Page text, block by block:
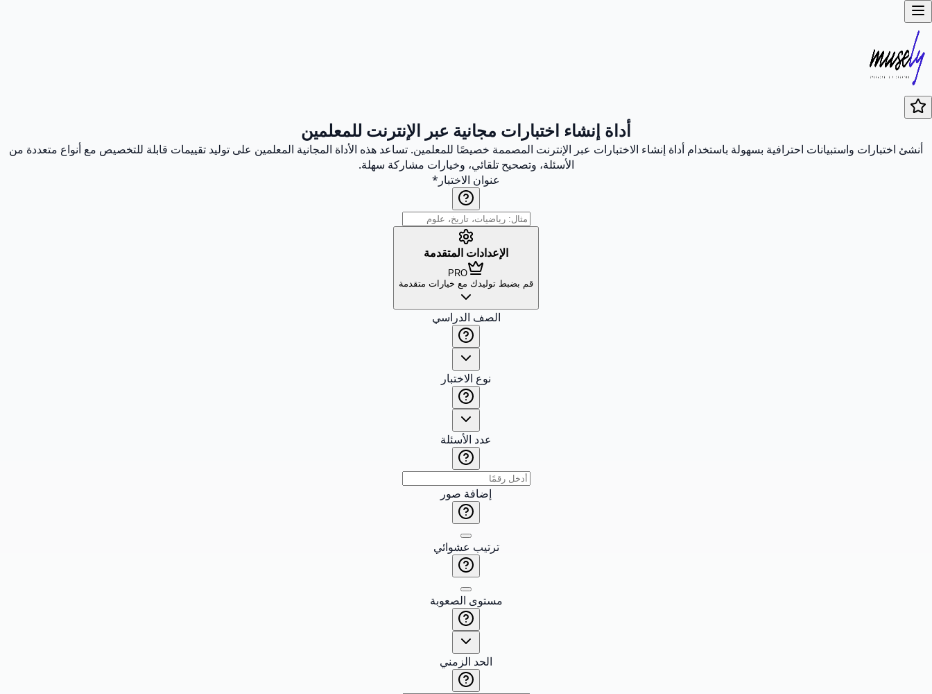
أداة إنشاء اختبارات مجانية عبر الإنترنت للمعلمين
أنشئ اختبارات واستبيانات احترافية بسهولة باستخدام أداة إنشاء الاختبارات عبر الإنترنت المصممة خصيصًا للمعلمين. تساعد هذه الأداة المجانية المعلمين على توليد تقييمات قابلة للتخصيص مع أنواع متعددة من
الأسئلة، وتصحيح تلقائي، وخيارات مشاركة سهلة.
عنوان الاختبار *
الإعدادات المتقدمة
PRO
قم بضبط توليدك مع خيارات متقدمة
الصف الدراسي
نوع الاختبار
عدد الأسئلة
إضافة صور
ترتيب عشوائي
مستوى الصعوبة
الحد الزمني